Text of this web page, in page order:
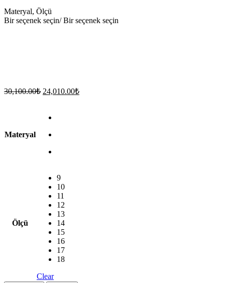
Materyal, Ölçü
Bir seçenek seçin/ Bir seçenek seçin
30,100.00₺ Original
30,100.00₺.
24,010.00₺Current
Materyal
Ölçü
9
10
11
12
13
14
15
16
17
18
Clear